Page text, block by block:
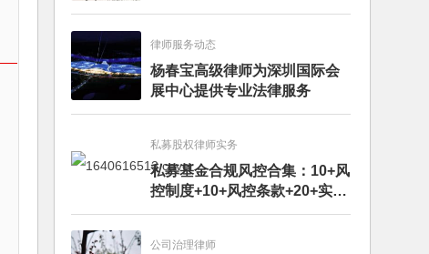
纠纷案
律师服务动态
杨春宝高级律师为深圳国际会
展中心提供专业法律服务
私募股权律师实务
私募基金合规风控合集：10+风
控制度+10+风控条款+20+实务
文章+每月动态
公司治理律师